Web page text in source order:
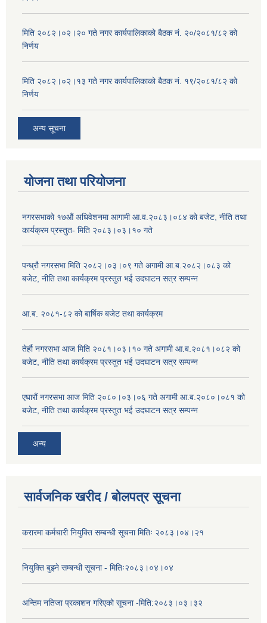
मिति २०८२।०२।२० गते नगर कार्यपालिकाको बैठक नं. २०/२०८१/८२ को
निर्णय
मिति २०८२।०२।१३ गते नगर कार्यपालिकाको बैठक नं. १९/२०८१/८२ को
निर्णय
अन्य सूचना
योजना तथा परियोजना
नगरसभाको १७औं अधिवेशनमा आगामी आ.व.२०८३।०८४ को बजेट, नीति तथा
कार्यक्रम प्रस्तुत- मिति २०८३।०३।१० गते
पन्ध्रौ नगरसभा मिति २०८२।०३।०९ गते अगामी आ.ब.२०८२।०८३ को
बजेट, नीति तथा कार्यक्रम प्रस्तुत भई उदघाटन सत्र सम्पन्न
आ.ब. २०८१-८२ को बार्षिक बजेट तथा कार्यक्रम
तेर्हौ नगरसभा आज मिति २०८१।०३।१० गते अगामी आ.ब.२०८१।०८२ को
बजेट, नीति तथा कार्यक्रम प्रस्तुत भई उदघाटन सत्र सम्पन्न
एघारौं नगरसभा आज मिति २०८०।०३।०६ गते अगामी आ.ब.२०८०।०८१ को
बजेट, नीति तथा कार्यक्रम प्रस्तुत भई उदघाटन सत्र सम्पन्न
अन्य
सार्वजनिक खरीद / बोलपत्र सूचना
करारमा कर्मचारी नियुक्ति सम्बन्धी सूचना मितिः २०८३।०४।२१
नियुक्ति बुझ्ने सम्बन्धी सूचना - मितिः२०८३।०४।०४
अन्तिम नतिजा प्रकाशन गरिएको सूचना -मिति:२०८३।०३।३२